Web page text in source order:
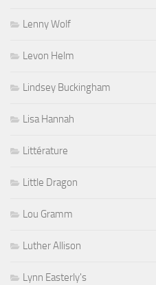
Lenny Wolf
Levon Helm
Lindsey Buckingham
Lisa Hannah
Littérature
Little Dragon
Lou Gramm
Luther Allison
Lynn Easterly's